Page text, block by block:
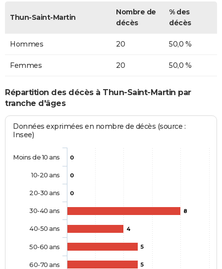
Thun-Saint-Martin
Nombre de
décès
% des
décès
Hommes 20 50,0 %
Femmes 20 50,0 %
Répartition des décès à Thun-Saint-Martin par
tranche d'âges
Données exprimées en nombre de décès (source :
Insee)
0
0
0
8
4
5
5
Moins de 10 ans
10-20 ans
20-30 ans
30-40 ans
40-50 ans
50-60 ans
60-70 ans